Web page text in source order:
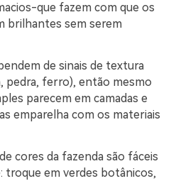
que fazem com que os
brilhantes sem serem
de sinais de textura
pedra, ferro), então mesmo
parecem em camadas e
emparelha com os materiais
cores da fazenda são fáceis
troque em verdes botânicos,